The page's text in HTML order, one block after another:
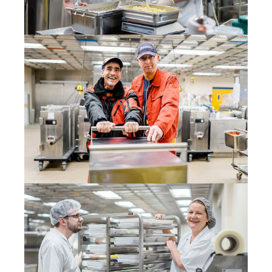
Diese Informationen helfen uns zu verstehen, wie
unsere Besucher unsere Website nutzen. Hierzu
nutzen wir die Software matomo. Daten werden
nicht an Dritte weitergegeben.
_pk_id
Anbieter:
Stiftung Scheuern
Zweck:
Seitenstatistik
Cookie Laufzeit:
13 Monate
_pk_ref
Name:
Seitenstatistik